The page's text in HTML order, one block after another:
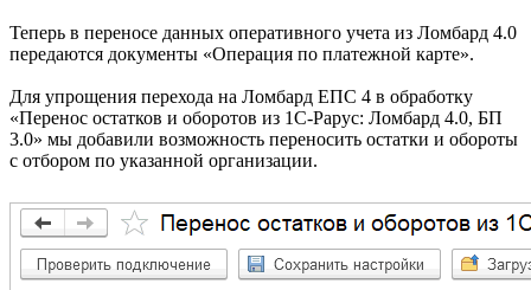
Теперь в переносе данных оперативного учета из Ломбард 4.0
передаются документы «Операция по платежной карте».
Для упрощения перехода на Ломбард ЕПС 4 в обработку
«Перенос остатков и оборотов из 1С-Рарус: Ломбард 4.0, БП
3.0» мы добавили возможность переносить остатки и обороты
с отбором по указанной организации.